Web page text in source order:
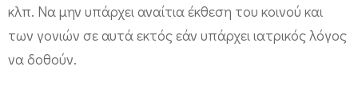
κλπ. Να μην υπάρχει αναίτια έκθεση του κοινού και
των γονιών σε αυτά εκτός εάν υπάρχει ιατρικός λόγος
να δοθούν.